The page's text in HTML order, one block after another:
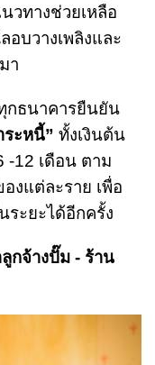
วทางช่วยเหลือ
บวางเพลิงและ
า
กธนาคารยืนยัน
ะหนี้” ทั้งเงินต้น
-12 เดือน ตาม
งแต่ละราย เพื่อ
ระยะได้อีกครั้ง
ลูกจ้างปั๊ม - ร้าน